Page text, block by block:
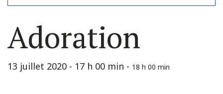
Adoration
13 juillet 2020 - 17 h 00 min - 18 h 00 min